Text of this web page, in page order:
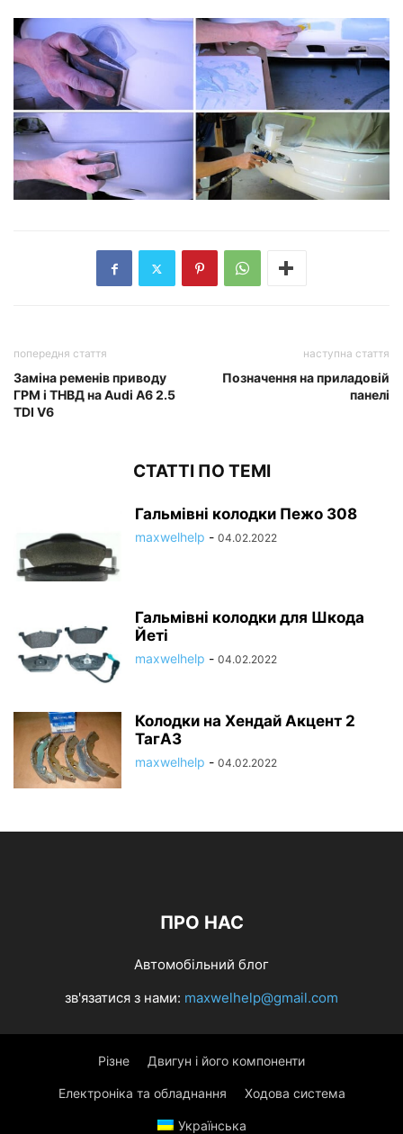
попередня стаття
Заміна ременів приводу
ГРМ і ТНВД на Audi A6 2.5
TDI V6
наступна стаття
Позначення на приладовій
панелі
СТАТТІ ПО ТЕМІ
Гальмівні колодки Пежо 308
maxwelhelp - 04.02.2022
Гальмівні колодки для Шкода
Йеті
maxwelhelp - 04.02.2022
Колодки на Хендай Акцент 2
ТагАЗ
maxwelhelp - 04.02.2022
ПРО НАС
Автомобільний блог
зв'язатися з нами: maxwelhelp@gmail.com
Різне Двигун і його компоненти
Електроніка та обладнання Ходова система
Українська